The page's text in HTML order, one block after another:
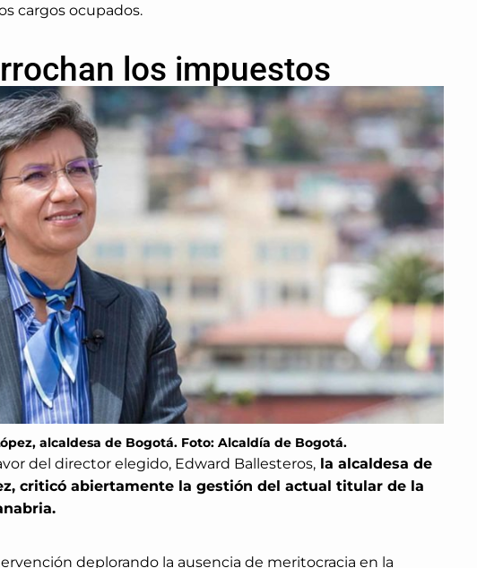
cargos ocupados.
los impuestos
alcaldesa de Bogotá. Foto: Alcaldía de Bogotá.
del director elegido, Edward Ballesteros,la alcaldesa de
criticó abiertamente la gestión del actual titular de la
deplorando la ausencia de meritocracia en la